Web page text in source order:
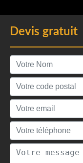
Devis gratuit